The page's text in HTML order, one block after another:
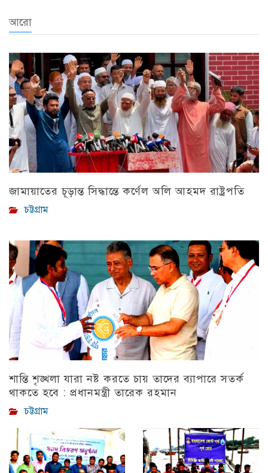
আরো
জামায়াতের চূড়ান্ত সিদ্ধান্তে কর্ণেল অলি আহমদ রাষ্ট্রপতি
চট্টগ্রাম
শান্তি শৃঙ্খলা যারা নষ্ট করতে চায় তাদের ব্যাপারে সতর্ক
থাকতে হবে : প্রধানমন্ত্রী তারেক রহমান
চট্টগ্রাম